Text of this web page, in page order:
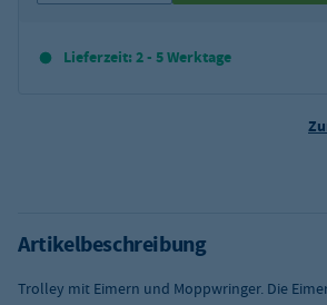
Lieferzeit: 2 - 5 Werktage
Artikelbeschreibung
Trolley mit Eimern und Moppwringer. Die